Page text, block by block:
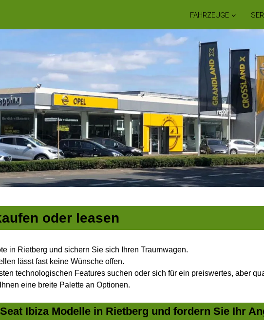
FAHRZEUGE
oder leasen
in Rietberg und sichern Sie sich Ihren Traumwagen.
lässt fast keine Wünsche offen.
technologischen Features suchen oder sich für ein preiswertes, aber
eine breite Palette an Optionen.
Ibiza Modelle in Rietberg und fordern Sie Ihr